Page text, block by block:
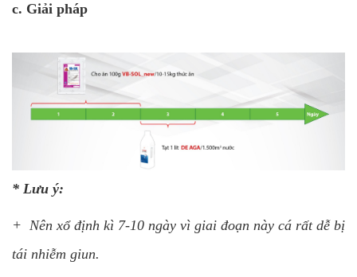
c. Giải pháp
* Lưu ý:
+ Nên xổ định kì 7-10 ngày vì giai đoạn này cá rất dễ bị
tái nhiễm giun.